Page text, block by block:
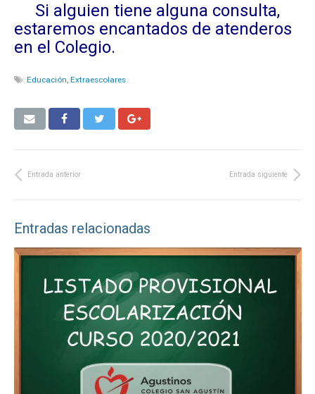
Si alguien tiene alguna consulta,
estaremos encantados de atenderos
en el Colegio.
Educación,Extraescolares
Entrada anterior Entrada siguiente
Entradas relacionadas